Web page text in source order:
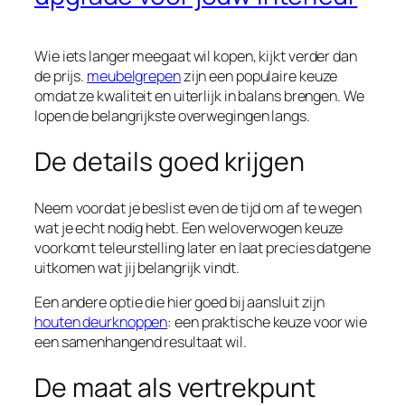
Wie iets langer meegaat wil kopen, kijkt verder dan
de prijs. meubelgrepenzijn een populaire keuze
omdat ze kwaliteit en uiterlijk in balans brengen. We
lopen de belangrijkste overwegingen langs.
De details goed krijgen
Neem voordat je beslist even de tijd om af te wegen
wat je echt nodig hebt. Een weloverwogen keuze
voorkomt teleurstelling later en laat precies datgene
uitkomen wat jij belangrijk vindt.
Een andere optie die hier goed bij aansluit zijn
houten deurknoppen: een praktische keuze voor wie
een samenhangend resultaat wil.
De maat als vertrekpunt